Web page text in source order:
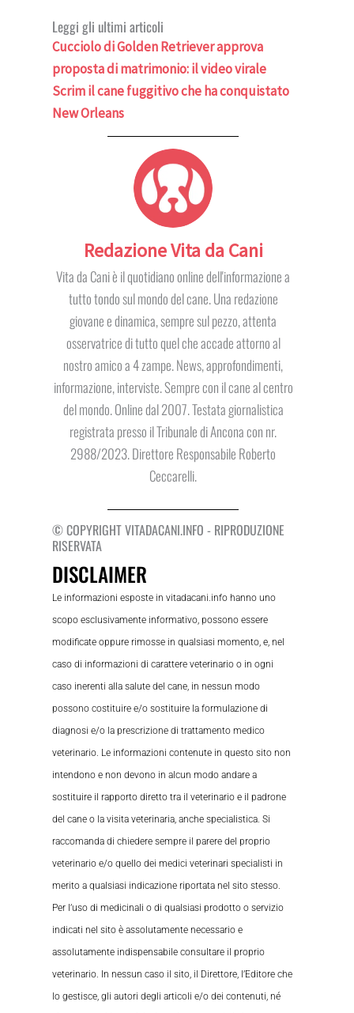
Leggi gli ultimi articoli
Cucciolo di Golden Retriever approva
proposta di matrimonio: il video virale
Scrim il cane fuggitivo che ha conquistato
New Orleans
Redazione Vita da Cani
Vita da Cani è il quotidiano online dell'informazione a
tutto tondo sul mondo del cane. Una redazione
giovane e dinamica, sempre sul pezzo, attenta
osservatrice di tutto quel che accade attorno al
nostro amico a 4 zampe. News, approfondimenti,
informazione, interviste. Sempre con il cane al centro
del mondo. Online dal 2007. Testata giornalistica
registrata presso il Tribunale di Ancona con nr.
2988/2023. Direttore Responsabile Roberto
Ceccarelli.
© COPYRIGHT VITADACANI.INFO - RIPRODUZIONE
RISERVATA
DISCLAIMER
Le informazioni esposte in vitadacani.info hanno uno
scopo esclusivamente informativo, possono essere
modificate oppure rimosse in qualsiasi momento, e, nel
caso di informazioni di carattere veterinario o in ogni
caso inerenti alla salute del cane, in nessun modo
possono costituire e/o sostituire la formulazione di
diagnosi e/o la prescrizione di trattamento medico
veterinario. Le informazioni contenute in questo sito non
intendono e non devono in alcun modo andare a
sostituire il rapporto diretto tra il veterinario e il padrone
del cane o la visita veterinaria, anche specialistica. Si
raccomanda di chiedere sempre il parere del proprio
veterinario e/o quello dei medici veterinari specialisti in
merito a qualsiasi indicazione riportata nel sito stesso.
Per l’uso di medicinali o di qualsiasi prodotto o servizio
indicati nel sito è assolutamente necessario e
assolutamente indispensabile consultare il proprio
veterinario. In nessun caso il sito, il Direttore, l’Editore che
lo gestisce, gli autori degli articoli e/o dei contenuti, né